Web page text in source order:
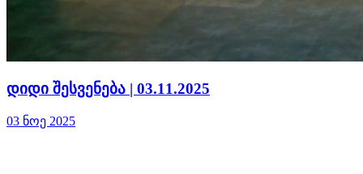
დიდი შესვენება | 03.11.2025
03 ნოე 2025